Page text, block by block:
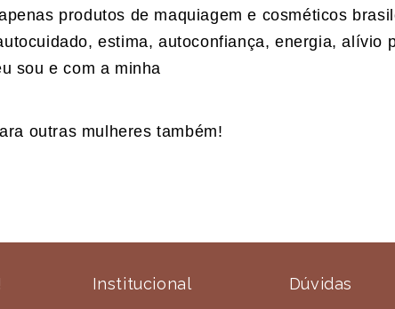
produtos de maquiagem e cosméticos
estima, autoconfiança, energia, alívio
sou e com a minha
outras mulheres também!
Institucional Dúvidas